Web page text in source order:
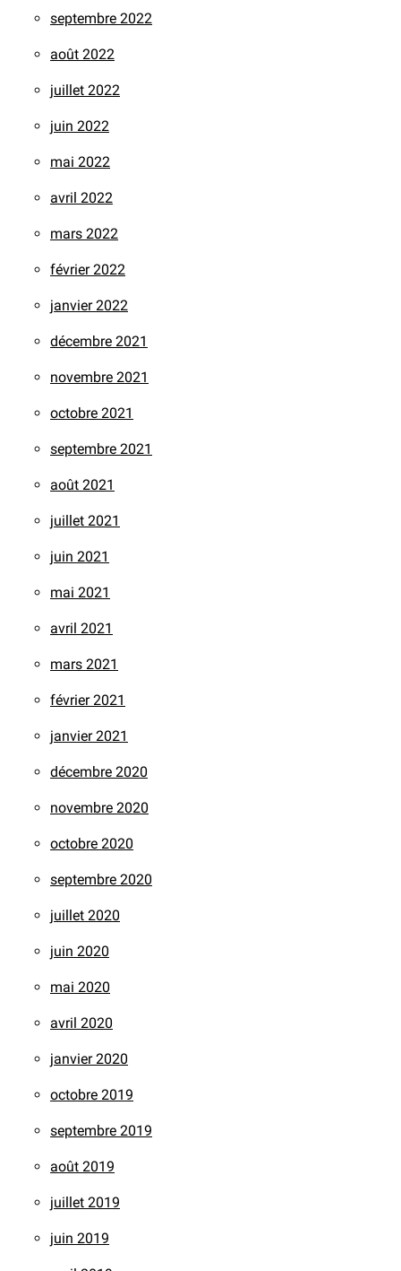
septembre 2022
août 2022
juillet 2022
juin 2022
mai 2022
avril 2022
mars 2022
février 2022
janvier 2022
décembre 2021
novembre 2021
octobre 2021
septembre 2021
août 2021
juillet 2021
juin 2021
mai 2021
avril 2021
mars 2021
février 2021
janvier 2021
décembre 2020
novembre 2020
octobre 2020
septembre 2020
juillet 2020
juin 2020
mai 2020
avril 2020
janvier 2020
octobre 2019
septembre 2019
août 2019
juillet 2019
juin 2019